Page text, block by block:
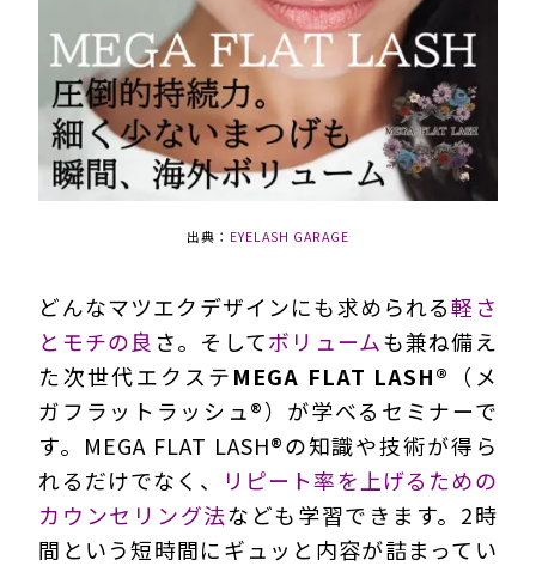
出典： EYELASH GARAGE
どんなマツエクデザインにも求められる軽さ
とモチの良 さ。そしてボリュームも兼ね備え
た次世代エクステMEGA FLAT LASH® （メ
ガフラットラッシュ®）が学べるセミナーで
す。MEGA FLAT LASH®の知識や技術が得ら
れるだけでなく、
リピート率を上げるための
カウンセリング法なども学習できます。2時
間という短時間にギュッと内容が詰まってい